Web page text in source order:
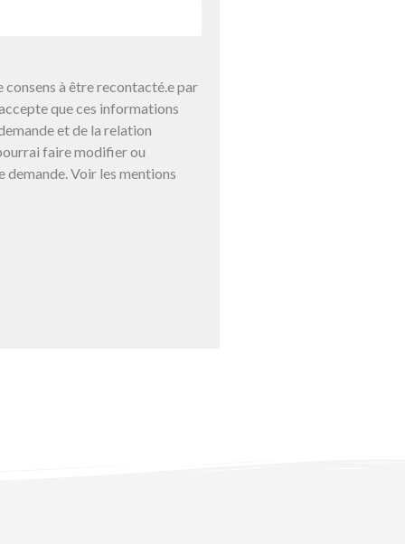
à être recontacté.e par
que ces informations
et de la relation
faire modifier ou
Voir les mentions